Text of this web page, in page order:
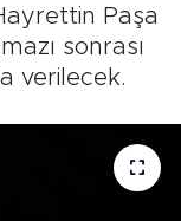
Paşa
sonrası
verilecek.